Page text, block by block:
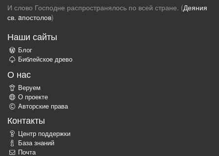
И слово Господне распространялось по всей стране. (Деяния
св. aпостолов)
Наши сайты
Блог
Библейское древо
О нас
Веруем
О проекте
Авторские права
Контакты
Центр поддержки
База знаний
Почта